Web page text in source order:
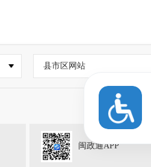
县市区网站
闽政通APP